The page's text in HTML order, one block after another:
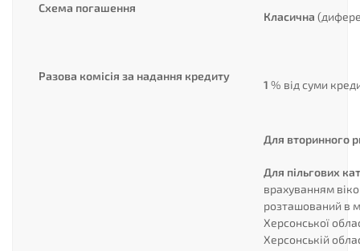
Схема погашення
Класична
Разова комісія за надання кредиту
1 % від суми
Для вторинного
Для пільгових
врахуванням
розташований в
Херсонської
Херсонській